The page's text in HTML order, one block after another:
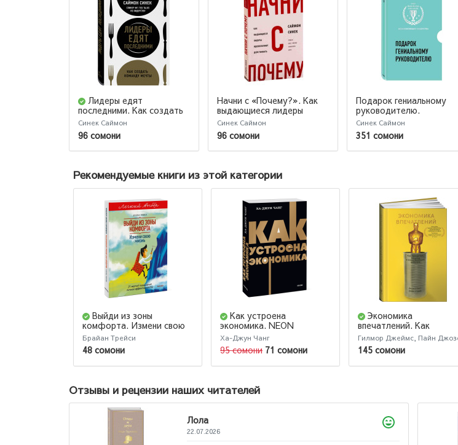
Лидеры едят
последними. Как создать
команду мечты (М)
Синек Саймон
96 сомони
Начни с «Почему?». Как
выдающиеся лидеры
вдохновляют действовать
(М)
Синек Саймон
96 сомони
Подарок гениальному
руководителю.
Вдохновляющее
лидерство (комплект из 2
книг)
Синек Саймон
351 сомони
Рекомендуемые книги из этой категории
Выйди из зоны
комфорта. Измени свою
жизнь. Покетбук из серии
"Легкий выбор"
Брайан Трейси
48 сомони
Как устроена
экономика. NEON
Pocketbooks
Ха-Джун Чанг
95 сомони 71 сомони
Экономика
впечатлений. Как
превратить покупку в
захватывающее
Гилмор Джеймс, Пайн
145 сомони
Отзывы и рецензии наших читателей